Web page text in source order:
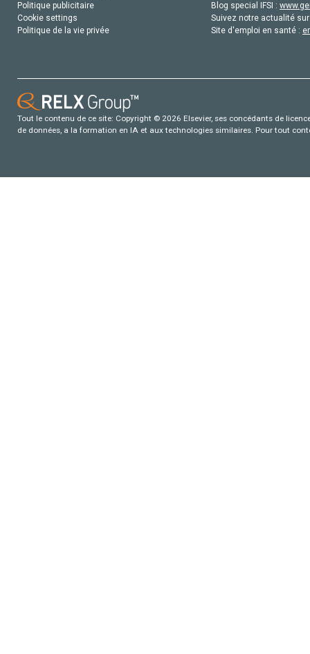
Politique publicitaire
Cookie settings
Politique de la vie privée
Blog special IFSI :
Suivez notre actualité
Site d'emploi en santé :
Tout le contenu de ce site: Copyright © 2026 Elsevier, ses concédants de
de données, a la formation en IA et aux technologies similaires. Pour tout